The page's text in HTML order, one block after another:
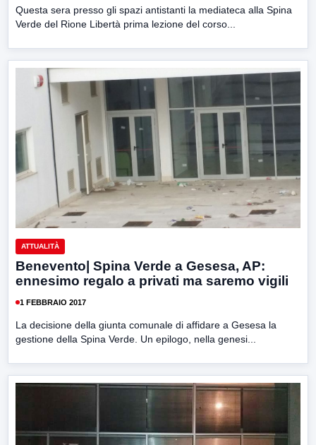
Questa sera presso gli spazi antistanti la mediateca alla Spina
Verde del Rione Libertà prima lezione del corso...
ATTUALITÀ
Benevento| Spina Verde a Gesesa, AP:
ennesimo regalo a privati ma saremo vigili
1 FEBBRAIO 2017
La decisione della giunta comunale di affidare a Gesesa la
gestione della Spina Verde. Un epilogo, nella genesi...